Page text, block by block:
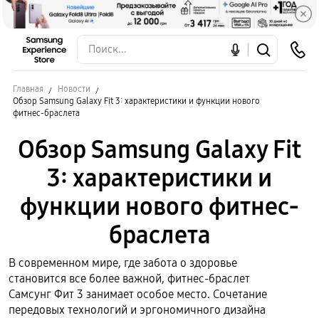
Главная
Новости
Обзор Samsung Galaxy Fit 3: характеристики и функции нового
фитнес-браслета
Обзор Samsung Galaxy Fit
3: характеристики и
функции нового фитнес-
браслета
В современном мире, где забота о здоровье
становится все более важной, фитнес-браслет
Самсунг Фит 3 занимает особое место. Сочетание
передовых технологий и эргономичного дизайна